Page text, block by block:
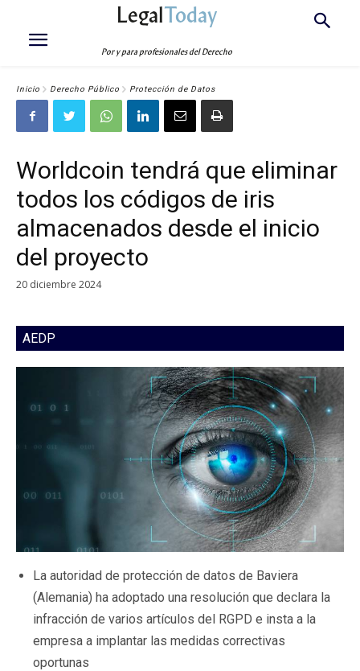
LegalToday
Por y para profesionales del Derecho
Inicio Derecho Público Protección de Datos
Worldcoin tendrá que eliminar
todos los códigos de iris
almacenados desde el inicio
del proyecto
20 diciembre 2024
AEDP
La autoridad de protección de datos de Baviera
(Alemania) ha adoptado una resolución que declara la
infracción de varios artículos del RGPD e insta a la
empresa a implantar las medidas correctivas
oportunas